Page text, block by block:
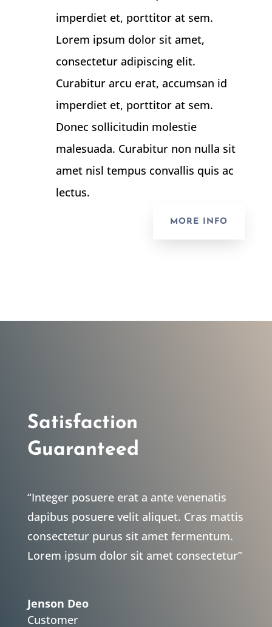
imperdiet et, porttitor at sem.
Lorem ipsum dolor sit amet,
consectetur adipiscing elit.
Curabitur arcu erat, accumsan id
imperdiet et, porttitor at sem.
Donec sollicitudin molestie
malesuada. Curabitur non nulla sit
amet nisl tempus convallis quis ac
lectus.
MORE INFO
Satisfaction
Guaranteed
“Integer posuere erat a ante venenatis
dapibus posuere velit aliquet. Cras mattis
consectetur purus sit amet fermentum.
Lorem ipsum dolor sit amet consectetur”
Jenson Deo
Customer